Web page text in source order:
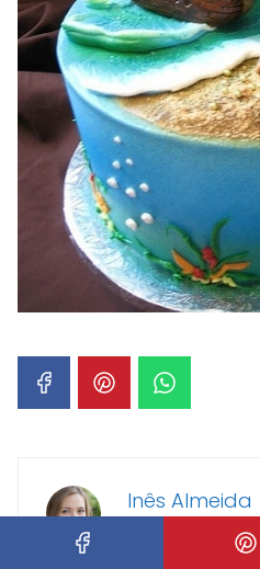
Inês Almeida
Olá! Eu sou
apaixonada